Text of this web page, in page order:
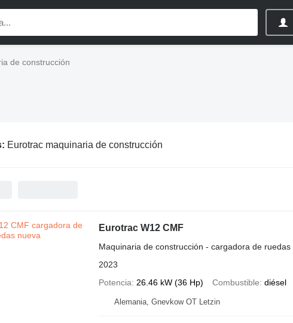
de construcción
Eurotrac maquinaria de construcción
Eurotrac W12 CMF
Maquinaria de construcción - cargadora de ruedas
2023
Potencia
26.46 kW (36 Hp) Combustible diésel
Alemania, Gnevkow OT Letzin